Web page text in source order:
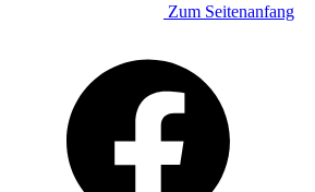
Zum Seitenanfang